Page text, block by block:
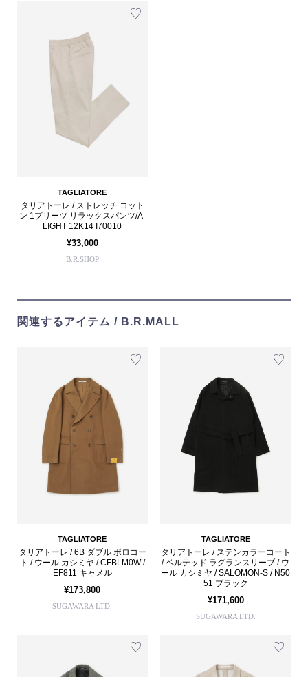
TAGLIATORE
タリアトーレ / ストレッチ コット
ン 1プリーツ リラックスパンツ/A-
LIGHT 12K14 I70010
¥33,000
B.R.SHOP
関連するアイテム / B.R.MALL
TAGLIATORE
タリアトーレ / 6B ダブル ポロコー
ト / ウール カシミヤ / CFBLM0W /
EF811 キャメル
¥173,800
SUGAWARA LTD.
TAGLIATORE
タリアトーレ / ステンカラーコート
/ ベルテッド ラグランスリーブ / ウ
ール カシミヤ / SALOMON-S / N50
51 ブラック
¥171,600
SUGAWARA LTD.